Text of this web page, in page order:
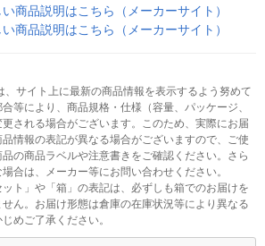
商品説明はこちら（メーカーサイト）
商品説明はこちら（メーカーサイト）
、サイト上に最新の商品情報を表示するよう努めて
等により、商品規格・仕様（容量、パッケージ、
される場合がございます。このため、実際にお届
情報の表記が異なる場合がございますので、ご使
の商品ラベルや注意書きをご確認ください。さら
合は、メーカー等にお問い合わせください。
ト」や「箱」の表記は、必ずしも箱でのお届けを
ん。お届け形態は倉庫の在庫状況等により異なる
めご了承ください。